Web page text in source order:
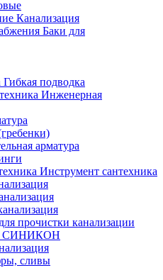
Канализация
Баки для
Гибкая подводка
Инженерная
арматура
Инструмент сантехника
прочистки канализации
СИНИКОН
сливы